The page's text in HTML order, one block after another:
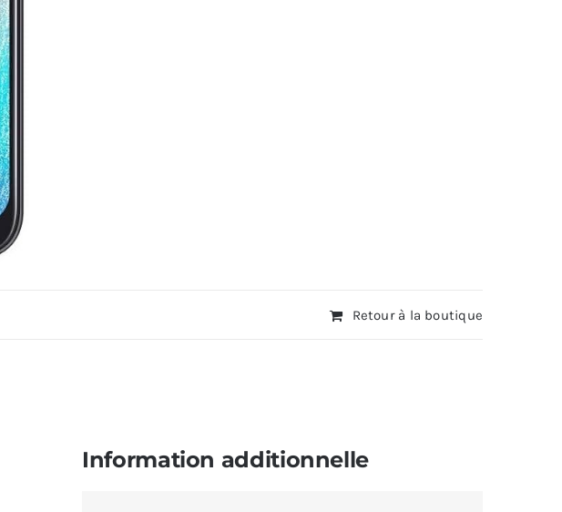
Retour à la boutique
Information additionnelle